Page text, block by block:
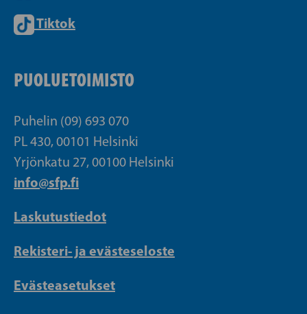
Tiktok
PUOLUETOIMISTO
Puhelin (09) 693 070
PL 430, 00101 Helsinki
Yrjönkatu 27, 00100 Helsinki
info@sfp.fi
Laskutustiedot
Rekisteri- ja evästeseloste
Evästeasetukset